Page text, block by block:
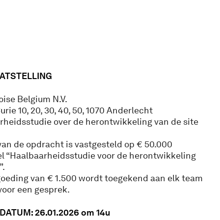
Belgium N.V.
10, 20, 30, 40, 50, 1070 Anderlecht
over de herontwikkeling van de site
de opdracht is vastgesteld op € 50.000
“Haalbaarheidsstudie voor de herontwikkeling
van € 1.500 wordt toegekend aan elk team
een gesprek.
26.01.2026 om 14u